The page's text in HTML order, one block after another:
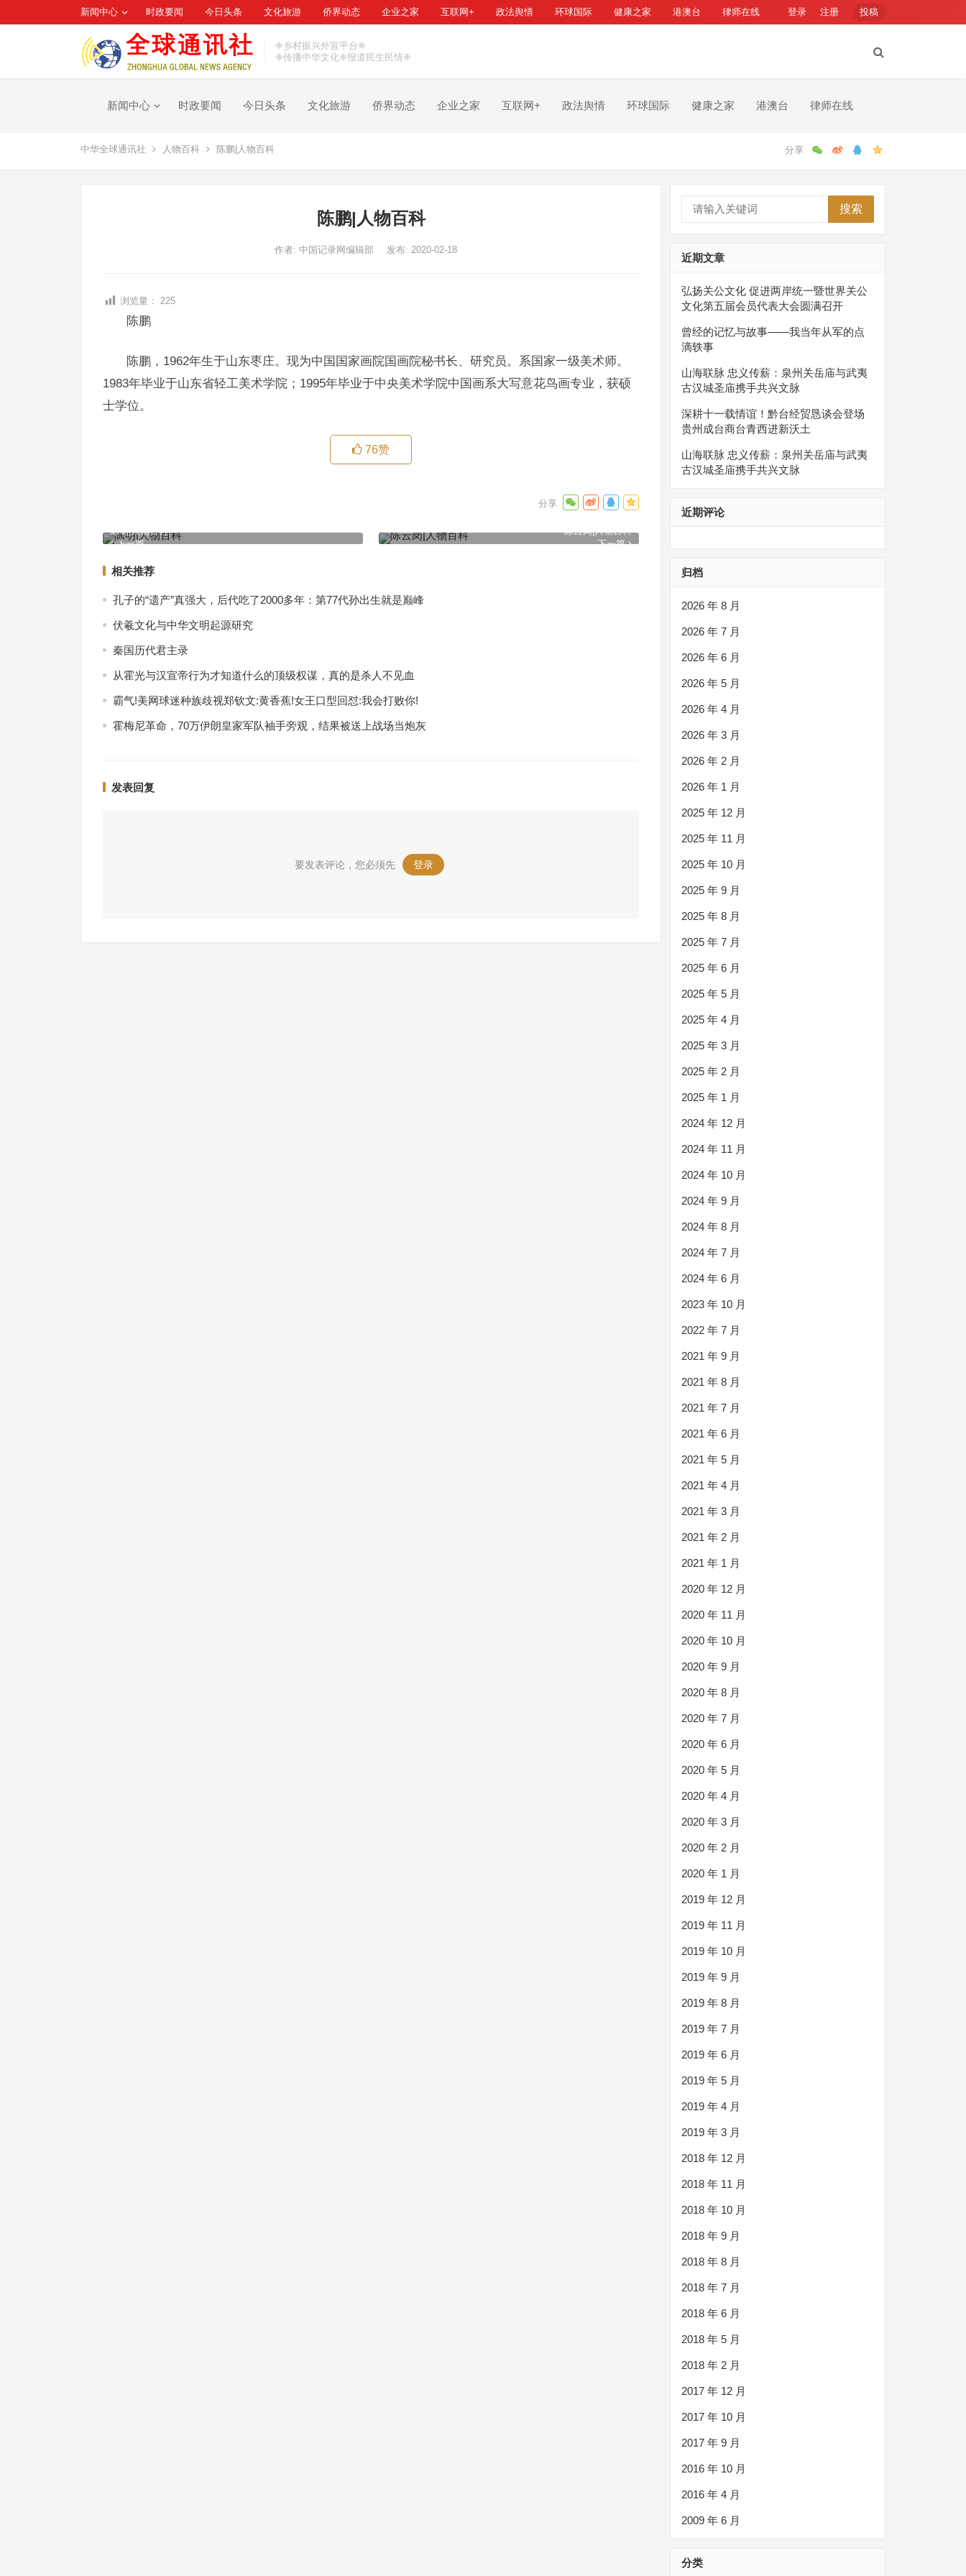
新闻中心 时政要闻 今日头条 文化旅游 侨界动态 企业之家 互联网+ 政法舆情 环球国际 健康之家 港澳台 律师在线 登录 注册 投稿
❈乡村振兴外宣平台❈
❈传播中华文化❈报道民生民情❈
新闻中心 时政要闻 今日头条 文化旅游 侨界动态 企业之家 互联网+ 政法舆情 环球国际 健康之家 港澳台 律师在线
中华全球通讯社 人物百科 陈鹏|人物百科
陈鹏|人物百科
作者: 中国记录网编辑部 发布: 2020-02-18
浏览量： 225
陈鹏
陈鹏，1962年生于山东枣庄。现为中国国家画院国画院秘书长、研究员。系国家一级美术师。
1983年毕业于山东省轻工美术学院；1995年毕业于中央美术学院中国画系大写意花鸟画专业，获硕
士学位。
76赞
上一篇
陈明|人物百科
下一篇
陈云岗|人物百科
相关推荐
孔子的“遗产”真强大，后代吃了2000多年：第77代孙出生就是巅峰
伏羲文化与中华文明起源研究
秦国历代君主录
从霍光与汉宣帝行为才知道什么的顶级权谋，真的是杀人不见血
霸气!美网球迷种族歧视郑钦文:黄香蕉!女王口型回怼:我会打败你!
霍梅尼革命，70万伊朗皇家军队袖手旁观，结果被送上战场当炮灰
发表回复
要发表评论，您必须先 登录 。
搜索
近期文章
弘扬关公文化 促进两岸统一暨世界关公
文化第五届会员代表大会圆满召开
曾经的记忆与故事——我当年从军的点
滴轶事
山海联脉 忠义传薪：泉州关岳庙与武夷
古汉城圣庙携手共兴文脉
深耕十一载情谊！黔台经贸恳谈会登场
贵州成台商台青西进新沃土
山海联脉 忠义传薪：泉州关岳庙与武夷
古汉城圣庙携手共兴文脉
近期评论
归档
2026 年 8 月
2026 年 7 月
2026 年 6 月
2026 年 5 月
2026 年 4 月
2026 年 3 月
2026 年 2 月
2026 年 1 月
2025 年 12 月
2025 年 11 月
2025 年 10 月
2025 年 9 月
2025 年 8 月
2025 年 7 月
2025 年 6 月
2025 年 5 月
2025 年 4 月
2025 年 3 月
2025 年 2 月
2025 年 1 月
2024 年 12 月
2024 年 11 月
2024 年 10 月
2024 年 9 月
2024 年 8 月
2024 年 7 月
2024 年 6 月
2023 年 10 月
2022 年 7 月
2021 年 9 月
2021 年 8 月
2021 年 7 月
2021 年 6 月
2021 年 5 月
2021 年 4 月
2021 年 3 月
2021 年 2 月
2021 年 1 月
2020 年 12 月
2020 年 11 月
2020 年 10 月
2020 年 9 月
2020 年 8 月
2020 年 7 月
2020 年 6 月
2020 年 5 月
2020 年 4 月
2020 年 3 月
2020 年 2 月
2020 年 1 月
2019 年 12 月
2019 年 11 月
2019 年 10 月
2019 年 9 月
2019 年 8 月
2019 年 7 月
2019 年 6 月
2019 年 5 月
2019 年 4 月
2019 年 3 月
2018 年 12 月
2018 年 11 月
2018 年 10 月
2018 年 9 月
2018 年 8 月
2018 年 7 月
2018 年 6 月
2018 年 5 月
2018 年 2 月
2017 年 12 月
2017 年 10 月
2017 年 9 月
2016 年 10 月
2016 年 4 月
2009 年 6 月
分类